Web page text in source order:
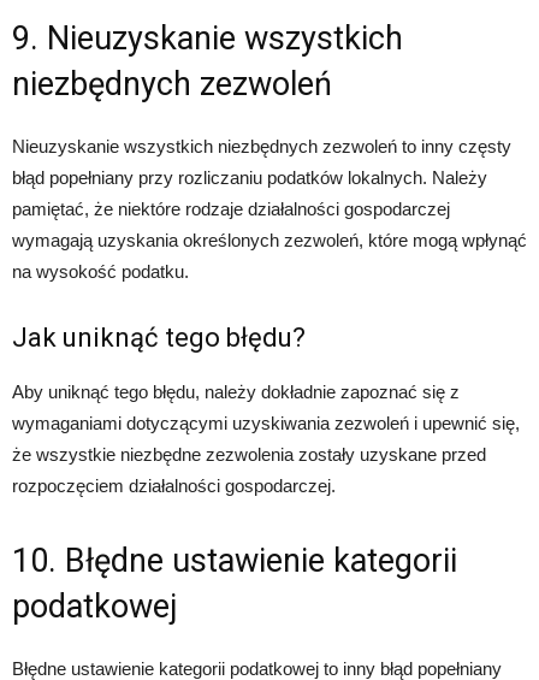
9. Nieuzyskanie wszystkich
niezbędnych zezwoleń
Nieuzyskanie wszystkich niezbędnych zezwoleń to inny częsty
błąd popełniany przy rozliczaniu podatków lokalnych. Należy
pamiętać, że niektóre rodzaje działalności gospodarczej
wymagają uzyskania określonych zezwoleń, które mogą wpłynąć
na wysokość podatku.
Jak uniknąć tego błędu?
Aby uniknąć tego błędu, należy dokładnie zapoznać się z
wymaganiami dotyczącymi uzyskiwania zezwoleń i upewnić się,
że wszystkie niezbędne zezwolenia zostały uzyskane przed
rozpoczęciem działalności gospodarczej.
10. Błędne ustawienie kategorii
podatkowej
Błędne ustawienie kategorii podatkowej to inny błąd popełniany